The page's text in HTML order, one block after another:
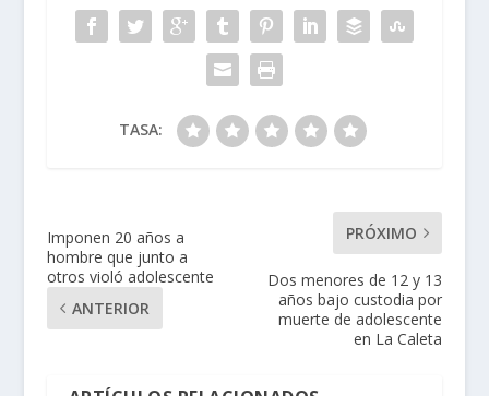
TASA:
Imponen 20 años a
hombre que junto a
otros violó adolescente
ANTERIOR
PRÓXIMO
Dos menores de 12 y 13
años bajo custodia por
muerte de adolescente
en La Caleta